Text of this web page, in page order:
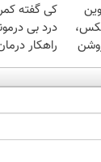
کی گفته
درد بی
راهکار
+پرسشنامه